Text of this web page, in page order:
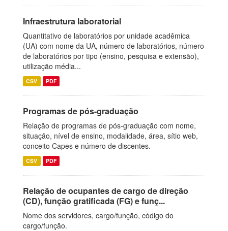
Infraestrutura laboratorial
Quantitativo de laboratórios por unidade acadêmica
(UA) com nome da UA, número de laboratórios, número
de laboratórios por tipo (ensino, pesquisa e extensão),
utilização média...
CSV PDF
Programas de pós-graduação
Relação de programas de pós-graduação com nome,
situação, nível de ensino, modalidade, área, sítio web,
conceito Capes e número de discentes.
CSV PDF
Relação de ocupantes de cargo de direção
(CD), função gratificada (FG) e funç...
Nome dos servidores, cargo/função, código do
cargo/função.